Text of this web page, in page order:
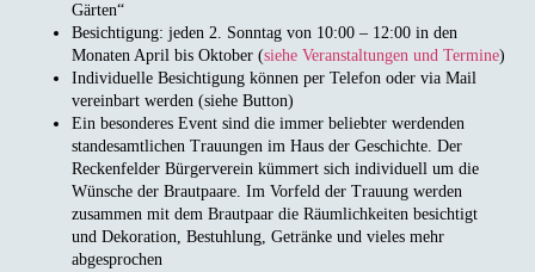
Gärten“
Besichtigung: jeden 2. Sonntag von 10:00 – 12:00 in den
Monaten April bis Oktober (siehe Veranstaltungen und Termine)
Individuelle Besichtigung können per Telefon oder via Mail
vereinbart werden (siehe Button)
Ein besonderes Event sind die immer beliebter werdenden
standesamtlichen Trauungen im Haus der Geschichte. Der
Reckenfelder Bürgerverein kümmert sich individuell um die
Wünsche der Brautpaare. Im Vorfeld der Trauung werden
zusammen mit dem Brautpaar die Räumlichkeiten besichtigt
und Dekoration, Bestuhlung, Getränke und vieles mehr
abgesprochen